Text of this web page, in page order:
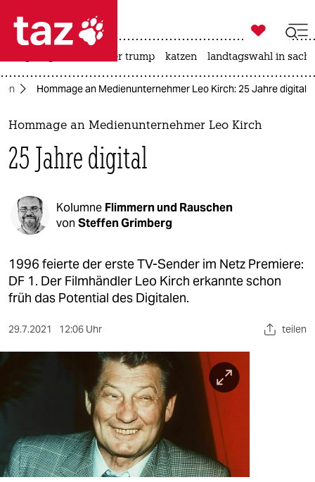
 taz zahl ich
taz zahl ich
themen
politik
öko
gesellschaft
kultur
sport
nord
verlag
veranstaltungen

taz zahl ich
usa unter trump katzen landtagswahl in
Hommage an Medienunternehmer Leo Kirch: 25 Jahre digital
Hommage an Medienunternehmer Leo Kirch
25 Jahre digital
Kolumne Flimmern und Rauschen
von Steffen Grimberg
1996 feierte der erste TV-Sender im Netz Premiere:
DF 1. Der Filmhändler Leo Kirch erkannte schon
früh das Potential des Digitalen.
29.7.2021 12:06 Uhr teilen